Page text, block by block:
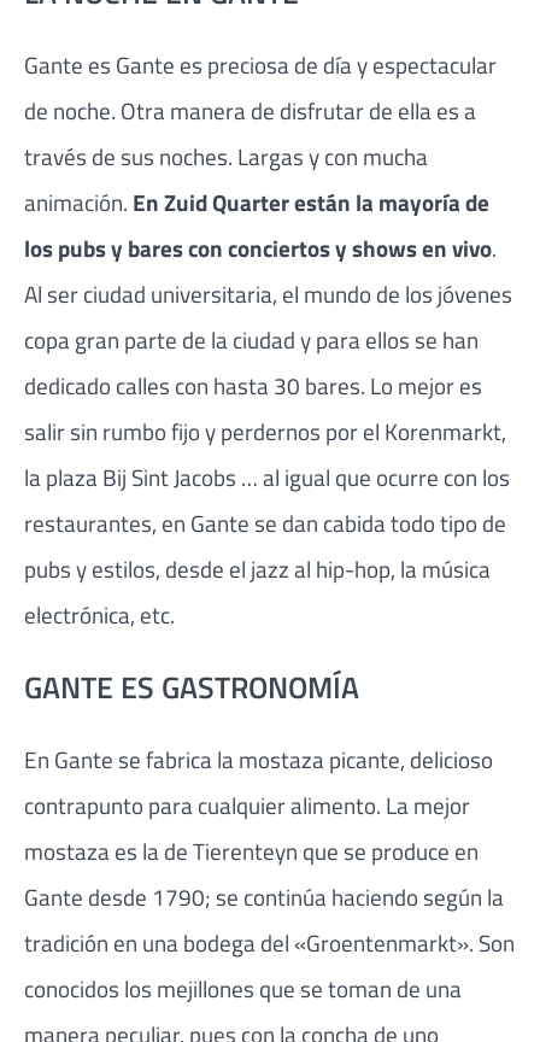
Gante es Gante es preciosa de día y espectacular
de noche. Otra manera de disfrutar de ella es a
través de sus noches. Largas y con mucha
animación. En Zuid Quarter están la mayoría de
los pubs y bares con conciertos y shows en vivo.
Al ser ciudad universitaria, el mundo de los jóvenes
copa gran parte de la ciudad y para ellos se han
dedicado calles con hasta 30 bares. Lo mejor es
salir sin rumbo fijo y perdernos por el Korenmarkt,
la plaza Bij Sint Jacobs … al igual que ocurre con los
restaurantes, en Gante se dan cabida todo tipo de
pubs y estilos, desde el jazz al hip-hop, la música
electrónica, etc.
GANTE ES GASTRONOMÍA
En Gante se fabrica la mostaza picante, delicioso
contrapunto para cualquier alimento. La mejor
mostaza es la de Tierenteyn que se produce en
Gante desde 1790; se continúa haciendo según la
tradición en una bodega del «Groentenmarkt». Son
conocidos los mejillones que se toman de una
manera peculiar, pues con la concha de uno